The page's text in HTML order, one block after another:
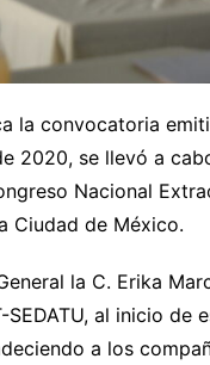
la convocatoria
2020, se llevó a
Nacional
Ciudad de México.
la C. Erika
al inicio de
a los